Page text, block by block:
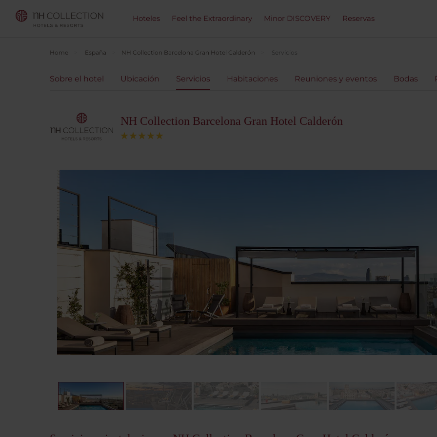
Hoteles Feel the Extraordinary Minor DISCOVERY Reservas
Home España NH Collection Barcelona Gran Hotel Calderón Servicios
Sobre el hotel Ubicación Servicios Habitaciones Reuniones y eventos Bodas
NH Collection Barcelona Gran Hotel Calderón